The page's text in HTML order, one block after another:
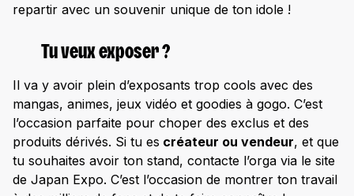
repartir avec un souvenir unique de ton idole !
Tu veux exposer ?
Il va y avoir plein d’exposants trop cools avec des
mangas, animes, jeux vidéo et goodies à gogo. C’est
l’occasion parfaite pour choper des exclus et des
produits dérivés. Si tu es créateur ou vendeur, et que
tu souhaites avoir ton stand, contacte l’orga via le site
de Japan Expo. C’est l’occasion de montrer ton travail